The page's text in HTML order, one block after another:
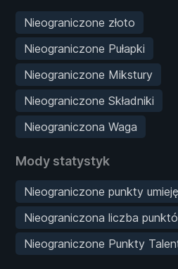
Nieograniczone złoto
Nieograniczone Pułapki
Nieograniczone Mikstury
Nieograniczone Składniki
Nieograniczona Waga
Mody statystyk
Nieograniczone punkty
Nieograniczona liczba
Nieograniczone Punkty